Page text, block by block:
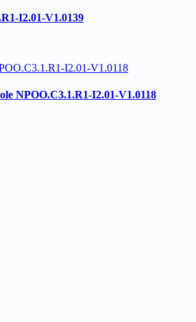
I2.01-V1.0139
NPOO.C3.1.R1-I2.01-V1.0118